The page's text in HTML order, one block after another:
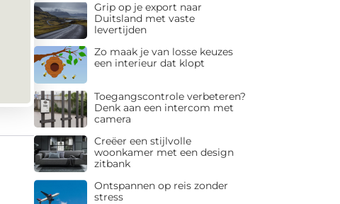
Grip op je export naar
Duitsland met vaste
levertijden
Zo maak je van losse keuzes
een interieur dat klopt
Toegangscontrole verbeteren?
Denk aan een intercom met
camera
Creëer een stijlvolle
woonkamer met een design
zitbank
Ontspannen op reis zonder
stress